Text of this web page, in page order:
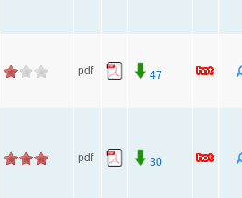
pdf 47
pdf 30